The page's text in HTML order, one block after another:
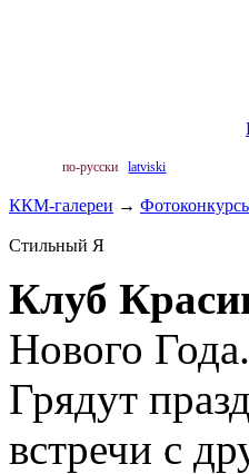
по-русски latviski
ККМ-галереи →
Стильный Я
Клуб
Нового Года.
Грядут
встречи с